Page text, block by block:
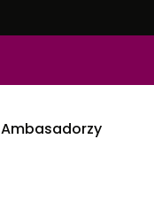
Ambasadorzy